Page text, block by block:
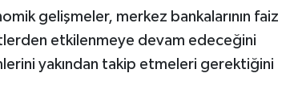
gelişmeler, merkez bankalarının faiz
etkilenmeye devam edeceğini
yakından takip etmeleri gerektiğini